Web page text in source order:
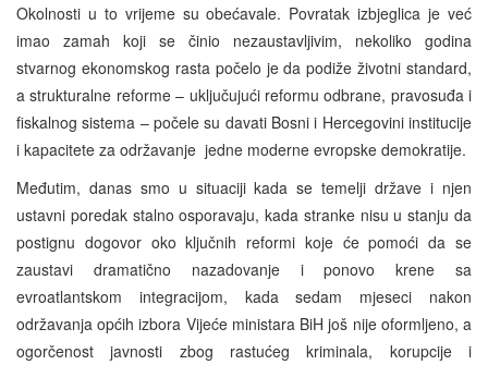
Okolnosti u to vrijeme su obećavale. Povratak izbjeglica je već
imao zamah koji se činio nezaustavljivim, nekoliko godina
stvarnog ekonomskog rasta počelo je da podiže životni standard,
a strukturalne reforme – uključujući reformu odbrane, pravosuđa i
fiskalnog sistema – počele su davati Bosni i Hercegovini institucije
i kapacitete za održavanje jedne moderne evropske demokratije.
Međutim, danas smo u situaciji kada se temelji države i njen
ustavni poredak stalno osporavaju, kada stranke nisu u stanju da
postignu dogovor oko ključnih reformi koje će pomoći da se
zaustavi dramatično nazadovanje i ponovo krene sa
evroatlantskom integracijom, kada sedam mjeseci nakon
održavanja općih izbora Vijeće ministara BiH još nije oformljeno, a
ogorčenost javnosti zbog rastućeg kriminala, korupcije i